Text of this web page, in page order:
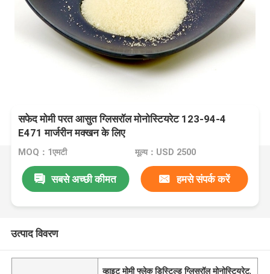
सफेद मोमी परत आसुत ग्लिसरॉल मोनोस्टियरेट 123-94-4
E471 मार्जरीन मक्खन के लिए
MOQ：1एमटी मूल्य：USD 2500
सबसे अच्छी कीमत हमसे संपर्क करें
उत्पाद विवरण
व्हाइट मोमी फ्लेक डिस्टिल्ड ग्लिसरॉल मोनोस्टियरेट,